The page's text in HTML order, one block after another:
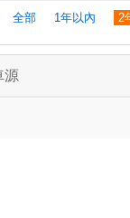
全部 1年以內 2
源